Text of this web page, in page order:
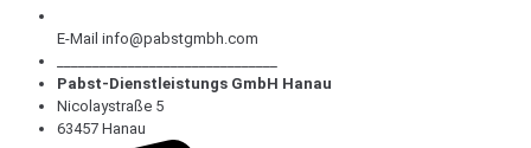
E-Mail info@pabstgmbh.com
Pabst-Dienstleistungs GmbH Hanau
Nicolaystraße 5
63457 Hanau